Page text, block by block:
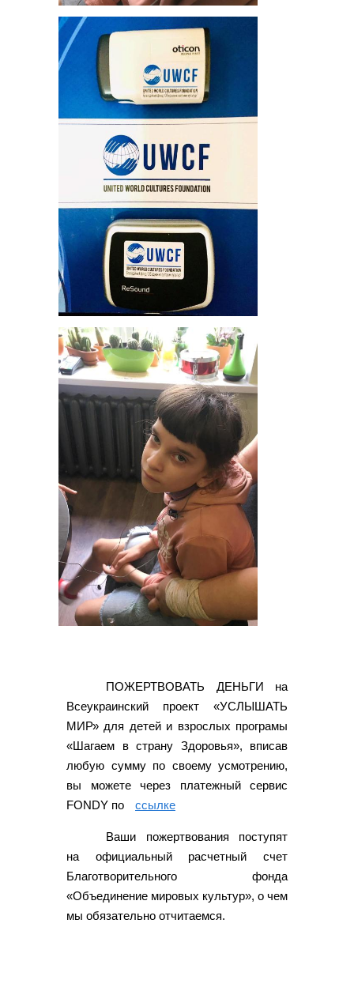
ПОЖЕРТВОВАТЬ ДЕНЬГИ на
Всеукраинский проект «УСЛЫШАТЬ
МИР» для детей и взрослых програмы
«Шагаем в страну Здоровья», вписав
любую сумму по своему усмотрению,
вы можете через платежный сервис
FONDY по
ссылке
Ваши пожертвования поступят
на официальный расчетный счет
Благотворительного фонда
«Объединение мировых культур», о чем
мы обязательно отчитаемся.